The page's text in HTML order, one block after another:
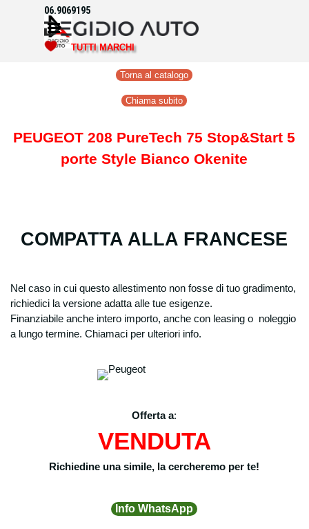
Vai ai contenuti
Salta menù
06.9069195
TUTTI MARCHI
Torna al catalogo
Chiama subito
PEUGEOT 208 PureTech 75 Stop&Start 5
porte Style Bianco Okenite
COMPATTA ALLA FRANCESE
Nel caso in cui questo allestimento non fosse di tuo gradimento,
richiedici la versione adatta alle tue esigenze.
Finanziabile anche intero importo, anche con leasing o noleggio
a lungo termine. Chiamaci per ulteriori info.
Offerta a:
VENDUTA
Richiedine una simile, la cercheremo per te!
Info WhatsApp